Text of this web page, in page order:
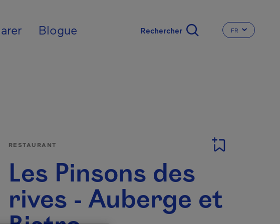
Blogue CHANGER
FR
RESTAURANT
Les Pinsons des
rives - Auberge et